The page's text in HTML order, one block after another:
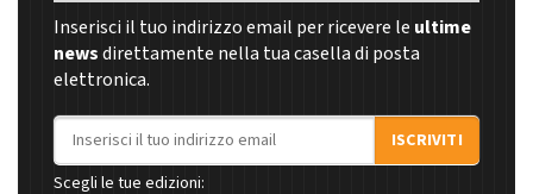
Inserisci il tuo indirizzo email per ricevere le ultime
newsdirettamente nella tua casella di posta
elettronica.
Indirizzo email
ISCRIVITI
Scegli le tue edizioni: